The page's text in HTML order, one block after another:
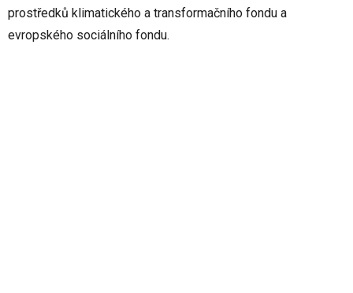
prostředků klimatického a transformačního fondu a
evropského sociálního fondu.